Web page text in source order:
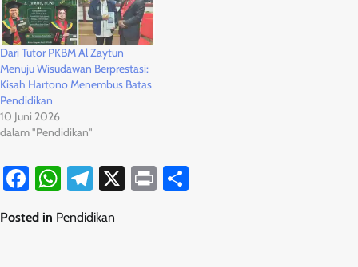
Dari Tutor PKBM Al Zaytun
Menuju Wisudawan Berprestasi:
Kisah Hartono Menembus Batas
Pendidikan
10 Juni 2026
dalam "Pendidikan"
Facebook
WhatsApp
Telegram
X Print
Posted in Pendidikan